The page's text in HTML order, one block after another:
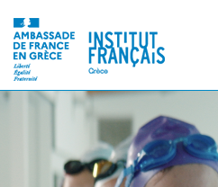
ΜΑΘΗΜΑΤΑ
ΕΞΕΤΑΣΕΙΣ